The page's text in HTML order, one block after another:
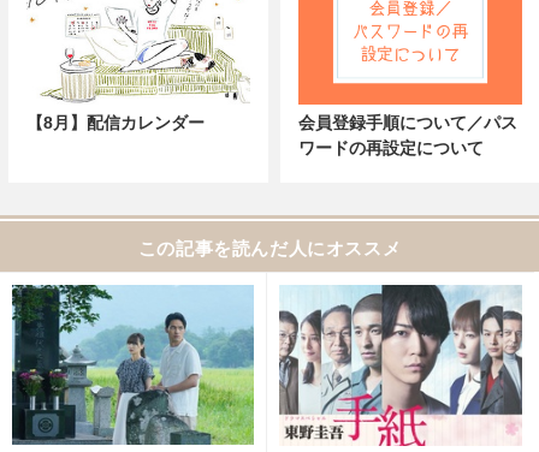
【8月】配信カレンダー
会員登録手順について／パス
ワードの再設定について
この記事を読んだ人にオススメ